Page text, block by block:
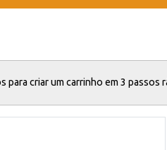
para criar um carrinho em 3 passos